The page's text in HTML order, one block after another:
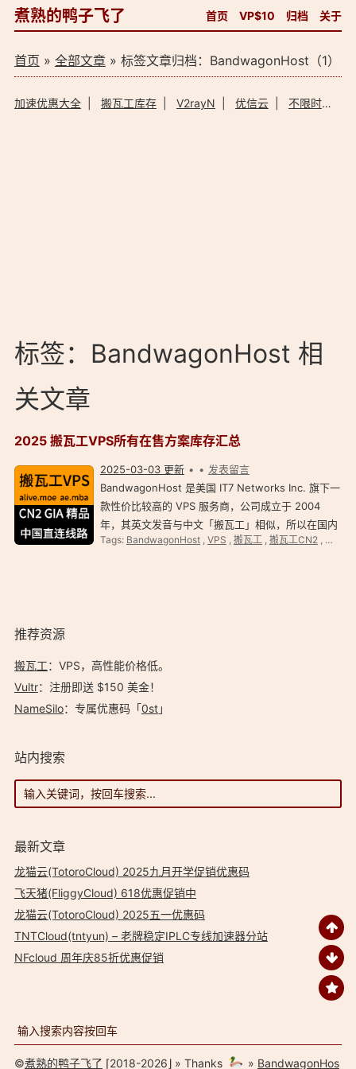
煮熟的鸭子飞了 首页 VP$10 归档 关于
首页 » 全部文章» 标签文章归档：BandwagonHost（1）
加速优惠大全| 搬瓦工库存| V2rayN 优信云| 不限时加速器
标签：BandwagonHost 相
关文章
2025 搬瓦工VPS所有在售方案库存汇总
2025-03-03 更新
发表留言
BandwagonHost 是美国 IT7 Networks Inc. 旗下一
款性价比较高的 VPS 服务商，公司成立于 2004
年，其英文发音与中文「搬瓦工」相似，所以在国内
以搬瓦工而闻名。提供洛杉矶、荷兰、佛罗里达、凤
Tags: BandwagonHost, VPS , 搬瓦工, 搬瓦工CN2, 搬瓦
推荐资源
搬瓦工：VPS，高性能价格低。️
Vultr：注册即送 $150 美金！
NameSilo：专属优惠码「0st」
站内搜索
最新文章
龙猫云(TotoroCloud) 2025九月开学促销优惠码
飞天猪(FliggyCloud) 618优惠促销中
龙猫云(TotoroCloud) 2025五一优惠码
TNTCloud(tntyun) – 老牌稳定IPLC专线加速器分站
NFcloud 周年庆85折优惠促销
©煮熟的鸭子飞了 ⌈2018-2026⌋ » Thanks » BandwagonHos